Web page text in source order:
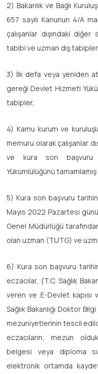
2) Bakanlık ve Bağlı
657 sayılı Kanunun 4/A
çalışanlar dışındaki
tabibi ve uzman diş
3) İlk defa veya yeniden
gereği Devlet Hizmeti
tabipler,
4) Kamu kurum ve
memuru olarak çalışanlar
ve kura son başvuru
Yükümlülüğünü
5) Kura son başvuru
Mayıs 2022 Pazartesi
Genel Müdürlüğü
olan uzman (TUTG) ve
6) Kura son başvuru
eczacılar, (T.C. Sağlık
veren ve E-Devlet kapısı
Sağlık Bakanlığı Doktor
mezuniyetlerinin tescil
eczacıların; mezun
belgesi veya diploma
elektronik ortamda